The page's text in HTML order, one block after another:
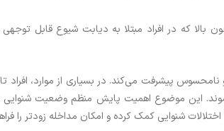
بالا که در افراد مبتلا به دیابت شیوع قابل
پیشرفت می‌کند. در بسیاری از موارد، افراد
این موضوع اهمیت پایش منظم وضعیت شنوایی
شنوایی کمک کرده و امکان مداخله زودتر را